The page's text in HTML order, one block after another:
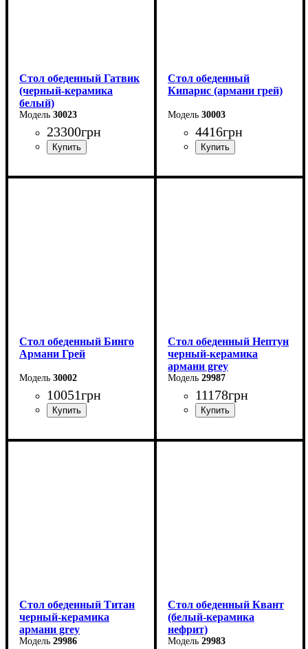
Стол обеденный Гатвик
(черный-керамика
белый)
30023
23300грн
Длина: 130 (+60) см
Стол обеденный
Кипарис (армани грей)
30003
4416грн
Длина: 120 см
Стол обеденный Бинго
Армани Грей
30002
10051грн
Ширина: 140 см
Стол обеденный Нептун
черный-керамика
армани grey
29987
11178грн
Ширина: 110 см
Стол обеденный Титан
черный-керамика
армани grey
29986
Стол обеденный Квант
(белый-керамика
нефрит)
29983